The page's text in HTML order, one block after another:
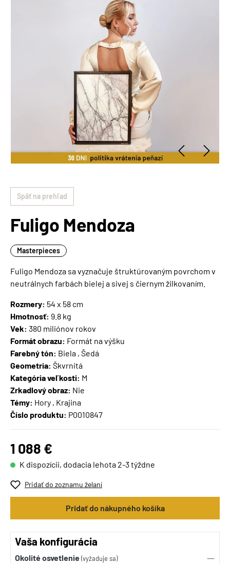
Späť na prehľad
Fuligo Mendoza
Masterpieces
Fuligo Mendoza sa vyznačuje štruktúrovaným povrchom v
neutrálnych farbách bielej a sivej s čiernym žilkovaním.
Rozmery: 54 x 58 cm
Hmotnosť: 9.8 kg
Vek: 380 miliónov rokov
Formát obrazu: Formát na výšku
Farebný tón: Biela , Šedá
Geometria: Škvrnitá
Kategória veľkosti: M
Zrkadlový obraz: Nie
Témy: Hory , Krajina
Číslo produktu: P0010847
1 088 €
K dispozícii, dodacia lehota 2-3 týždne
Pridať do zoznamu želaní
Pridať do nákupného košíka
Vaša konfigurácia
Okolité osvetlenie (vyžaduje sa)